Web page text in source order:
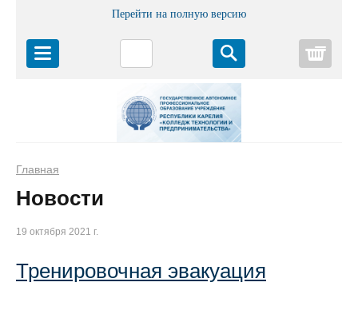
Перейти на полную версию
Главная
Новости
19 октября 2021 г.
Тренировочная эвакуация